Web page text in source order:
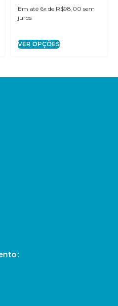
Em até 6x de R$98,00 sem
juros
VER OPÇÕES